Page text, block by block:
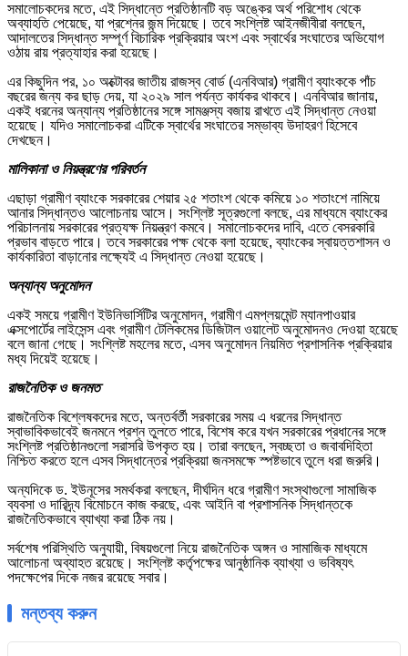
সমালোচকদের মতে, এই সিদ্ধান্তে প্রতিষ্ঠানটি বড় অঙ্কের অর্থ পরিশোধ থেকে
অব্যাহতি পেয়েছে, যা প্রশ্নের জন্ম দিয়েছে। তবে সংশ্লিষ্ট আইনজীবীরা বলছেন,
আদালতের সিদ্ধান্ত সম্পূর্ণ বিচারিক প্রক্রিয়ার অংশ এবং স্বার্থের সংঘাতের অভিযোগ
ওঠায় রায় প্রত্যাহার করা হয়েছে।
এর কিছুদিন পর, ১০ অক্টোবর জাতীয় রাজস্ব বোর্ড (এনবিআর) গ্রামীণ ব্যাংককে পাঁচ
বছরের জন্য কর ছাড় দেয়, যা ২০২৯ সাল পর্যন্ত কার্যকর থাকবে। এনবিআর জানায়,
একই ধরনের অন্যান্য প্রতিষ্ঠানের সঙ্গে সামঞ্জস্য বজায় রাখতে এই সিদ্ধান্ত নেওয়া
হয়েছে। যদিও সমালোচকরা এটিকে স্বার্থের সংঘাতের সম্ভাব্য উদাহরণ হিসেবে
দেখছেন।
মালিকানা ও নিয়ন্ত্রণের পরিবর্তন
এছাড়া গ্রামীণ ব্যাংকে সরকারের শেয়ার ২৫ শতাংশ থেকে কমিয়ে ১০ শতাংশে নামিয়ে
আনার সিদ্ধান্তও আলোচনায় আসে। সংশ্লিষ্ট সূত্রগুলো বলছে, এর মাধ্যমে ব্যাংকের
পরিচালনায় সরকারের প্রত্যক্ষ নিয়ন্ত্রণ কমবে। সমালোচকদের দাবি, এতে বেসরকারি
প্রভাব বাড়তে পারে। তবে সরকারের পক্ষ থেকে বলা হয়েছে, ব্যাংকের স্বায়ত্তশাসন ও
কার্যকারিতা বাড়ানোর লক্ষ্যেই এ সিদ্ধান্ত নেওয়া হয়েছে।
অন্যান্য অনুমোদন
একই সময়ে গ্রামীণ ইউনিভার্সিটির অনুমোদন, গ্রামীণ এমপ্লয়মেন্ট ম্যানপাওয়ার
এক্সপোর্টের লাইসেন্স এবং গ্রামীণ টেলিকমের ডিজিটাল ওয়ালেট অনুমোদনও দেওয়া হয়েছে
বলে জানা গেছে। সংশ্লিষ্ট মহলের মতে, এসব অনুমোদন নিয়মিত প্রশাসনিক প্রক্রিয়ার
মধ্য দিয়েই হয়েছে।
রাজনৈতিক ও জনমত
রাজনৈতিক বিশ্লেষকদের মতে, অন্তর্বর্তী সরকারের সময় এ ধরনের সিদ্ধান্ত
স্বাভাবিকভাবেই জনমনে প্রশ্ন তুলতে পারে, বিশেষ করে যখন সরকারের প্রধানের সঙ্গে
সংশ্লিষ্ট প্রতিষ্ঠানগুলো সরাসরি উপকৃত হয়। তারা বলছেন, স্বচ্ছতা ও জবাবদিহিতা
নিশ্চিত করতে হলে এসব সিদ্ধান্তের প্রক্রিয়া জনসমক্ষে স্পষ্টভাবে তুলে ধরা জরুরি।
অন্যদিকে ড. ইউনূসের সমর্থকরা বলছেন, দীর্ঘদিন ধরে গ্রামীণ সংস্থাগুলো সামাজিক
ব্যবসা ও দারিদ্র্য বিমোচনে কাজ করছে, এবং আইনি বা প্রশাসনিক সিদ্ধান্তকে
রাজনৈতিকভাবে ব্যাখ্যা করা ঠিক নয়।
সর্বশেষ পরিস্থিতি অনুযায়ী, বিষয়গুলো নিয়ে রাজনৈতিক অঙ্গন ও সামাজিক মাধ্যমে
আলোচনা অব্যাহত রয়েছে। সংশ্লিষ্ট কর্তৃপক্ষের আনুষ্ঠানিক ব্যাখ্যা ও ভবিষ্যৎ
পদক্ষেপের দিকে নজর রয়েছে সবার।
মন্তব্য করুন